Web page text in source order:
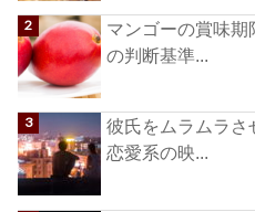
マンゴーの賞味
の判断基準...
彼氏をムラムラさ
恋愛系の映...